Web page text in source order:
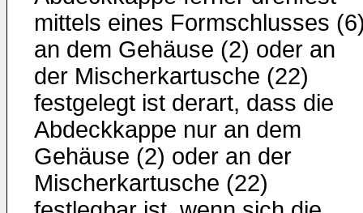
mittels eines Formschlusses
an dem Gehäuse (2) oder an
der Mischerkartusche (22)
festgelegt ist derart, dass die
Abdeckkappe nur an dem
Gehäuse (2) oder an der
Mischerkartusche (22)